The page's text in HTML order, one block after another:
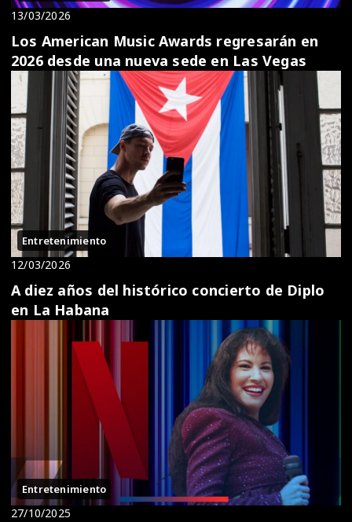
13/03/2026
Los American Music Awards regresarán en
2026 desde una nueva sede en Las Vegas
Entretenimiento
12/03/2026
A diez años del histórico concierto de Diplo
en La Habana
Entretenimiento
27/10/2025